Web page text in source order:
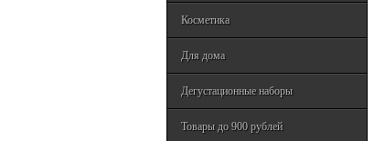
Косметика
Для дома
Дегустационные наборы
Товары до 900 рублей